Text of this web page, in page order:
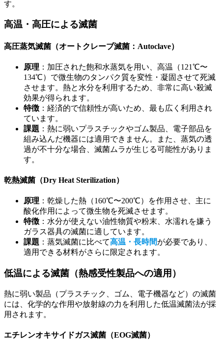
す。
高温・高圧による滅菌
高圧蒸気滅菌（オートクレーブ滅菌：Autoclave）
原理 ：加圧された飽和水蒸気を用い、高温（121℃〜
134℃）で微生物のタンパク質を変性・凝固させて死滅
させます。熱と水分を利用するため、非常に高い殺滅
効果が得られます。
特徴 ：経済的で信頼性が高いため、最も広く利用され
ています。
課題 ：熱に弱いプラスチックやゴム製品、電子部品を
組み込んだ機器には適用できません。また、蒸気の透
過が不十分な場合、滅菌ムラが生じる可能性がありま
す。
乾熱滅菌（Dry Heat Sterilization）
原理 ：乾燥した熱（160℃〜200℃）を作用させ、主に
酸化作用によって微生物を死滅させます。
特徴 ：水分が使えない油性物質や粉末、水濡れを嫌う
ガラス器具の滅菌に適しています。
課題 ：蒸気滅菌に比べて高温・長時間が必要であり、
適用できる材料がさらに限定されます。
低温による滅菌（熱感受性製品への適用）
熱に弱い製品（プラスチック、ゴム、電子機器など）の滅菌
には、化学的な作用や放射線の力を利用した低温滅菌法が採
用されます。
エチレンオキサイドガス滅菌（EOG滅菌）